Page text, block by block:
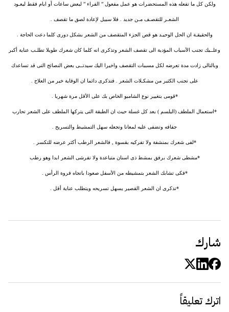
ولكن كل ما تفعله هذه المستحضرات هو عمل مفعول ” الفراء ” لبعض ساعات أو ايام فقط ليعـود
الشعـر للتقصـف مـن جديد . فلا سبيل لإعادة لصق ما تقصف .
والحقيقـة ان الحل الوحيـد هو قص الجزء المتقصف من الشعر بشكل دورى كلما دعت الحاجة .
وعلــيك تجنب الأسباب المؤدية الى تقصف الشعر وتذكرى انه كلما كان شعرك طويلا تطلـب عناية أكبر
وبالتالى زادت مدة تعرضه لكل مسببات التقصف واخيرا اليك سيدتــى بعض النصائح التى قد تساعدك
على تجنب الكثير من مشكـلات الشعر . فتذكرى دائما ان الوقاية خير من العلاج .
*قومى بتغيير نوع الشامبو الخاص بك على الأقل مرة شهريا .
*استعمال الملطف (البلسم ) بعد كل غسلة حيث ان الطبقة التى يتركها الملطف على الشعر تحارب
جفافه وتضفى عليه لمعانا وتجعله سهل التمشيط والتسريح .
*لفى شعرك بمنشفة ولا تفركيه بقسوة , فالشعر الرطب أكثر عرضه للتكسر .
*مشطى شعرك برفق بمشط ذى اسنان متباعدة ولا تفرشى الشعر ابدا وهو رطب
*فكى تشابك الشعر بتمشيطه من الأسفل صعودا باتجاه فروة الرأس .
*تذكرى ان الشعر القصير يسهل تسريحه ويتطلب عناية أقل .
شارك
اترك تعليقاً